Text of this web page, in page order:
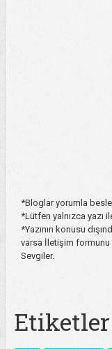
*Bloglar yorumla
*Lütfen yalnızca yazı
*Yazının konusu
varsa İletişim formunu
Sevgiler.
Etiketler